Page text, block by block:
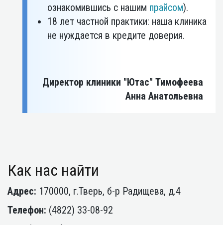
ознакомившись с нашим прайсом).
18 лет частной практики: наша клиника
не нуждается в кредите доверия.
Директор клиники "Ютас" Тимофеева
Анна Анатольевна
Как нас найти
Адрес: 170000, г.Тверь, б-р Радищева, д.4
Телефон: (4822) 33-08-92